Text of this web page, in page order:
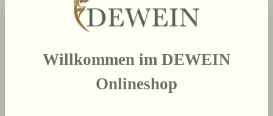
2019
MANCURA guardián
RESERVA Merlot
Willkommen im DEWEIN
Onlineshop